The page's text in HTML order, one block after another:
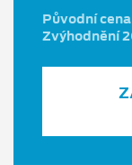
Původní
Zvýhodnění